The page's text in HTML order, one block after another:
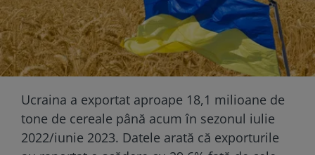
Ucraina a exportat aproape 18,1 milioane de
tone de cereale până acum în sezonul iulie
2022/iunie 2023. Datele arată că exporturile